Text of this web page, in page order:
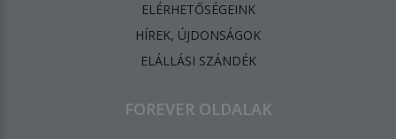
ELÉRHETŐSÉGEINK
HÍREK, ÚJDONSÁGOK
ELÁLLÁSI SZÁNDÉK
FOREVER OLDALAK